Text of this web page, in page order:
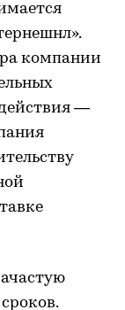
компании
—